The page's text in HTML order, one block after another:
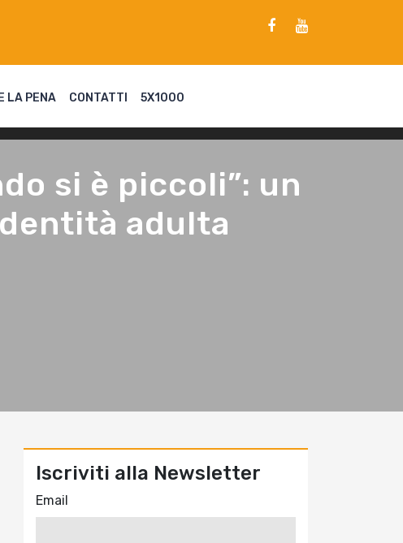
LA PENA CONTATTI 5X1000
si è piccoli”: un
adulta
Iscriviti alla Newsletter
Email